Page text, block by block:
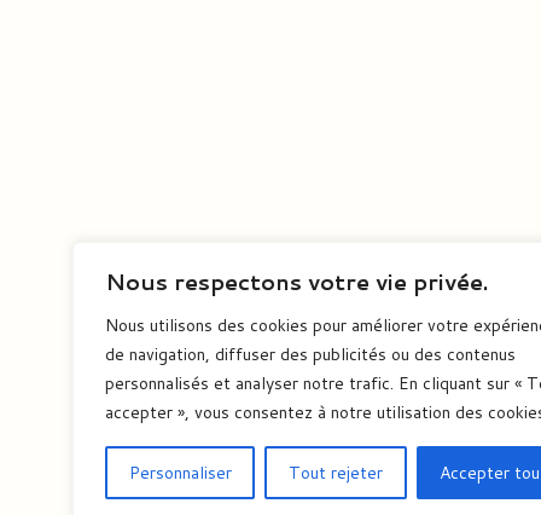
Nous respectons votre vie privée.
Nous utilisons des cookies pour améliorer votre
de navigation, diffuser des publicités ou des contenus
personnalisés et analyser notre trafic. En cliquant sur «
accepter », vous consentez à notre utilisation des
Personnaliser Tout rejeter Accepter